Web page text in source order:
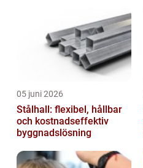
05 juni 2026
Stålhall: flexibel, hållbar
och kostnadseffektiv
byggnadslösning